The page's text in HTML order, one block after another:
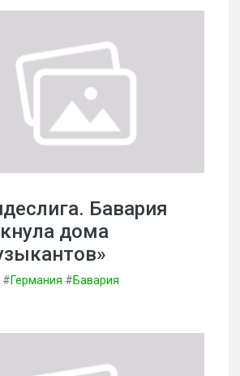
Бавария
дома
#Германия #Бавария